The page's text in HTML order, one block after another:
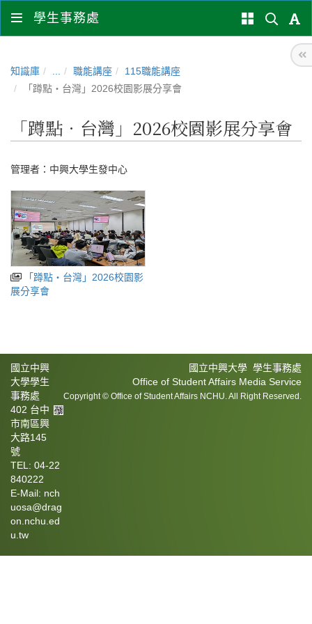
學生事務處
知識庫 職能講座
115職能講座
「蹲點‧台灣」2026校園影展分享會
「蹲點‧台灣」2026校園影展分享會
管理者： 中興大學生發中心
「蹲點‧台灣」2026校園影
展分享會
國立中興大學 學生事務處
Office of Student Affairs Media Service
Copyright © Office of Student Affairs NCHU. All Right Reserved.
國立中興
大學學生
事務處
402 台中
市南區興
大路145
號
TEL: 04-22
840222
E-Mail: nch
uosa@drag
on.nchu.ed
u.tw